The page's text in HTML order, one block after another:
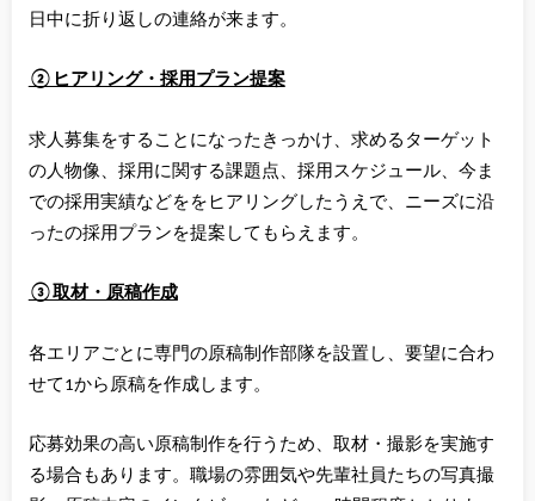
日中に折り返しの連絡が来ます。
②ヒアリング・採用プラン提案
求人募集をすることになったきっかけ、求めるターゲット
の人物像、採用に関する課題点、採用スケジュール、今ま
での採用実績などををヒアリングしたうえで、ニーズに沿
ったの採用プランを提案してもらえます。
③取材・原稿作成
各エリアごとに専門の原稿制作部隊を設置し、要望に合わ
せて1から原稿を作成します。
応募効果の高い原稿制作を行うため、取材・撮影を実施す
る場合もあります。職場の雰囲気や先輩社員たちの写真撮